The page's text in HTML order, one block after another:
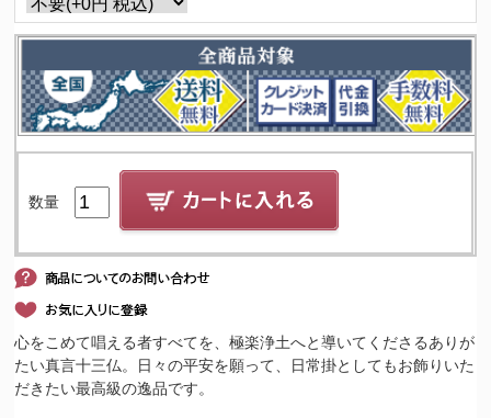
数量
心をこめて唱える者すべてを、極楽浄土へと導いてくださるありが
たい真言十三仏。日々の平安を願って、日常掛としてもお飾りいた
だきたい最高級の逸品です。